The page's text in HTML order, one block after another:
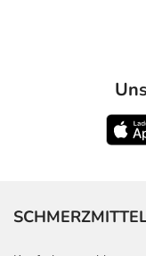
- Erhöhung von
-
- Leberentzündung
- Vergrößerung der
- Generalisierter
- Nesselausschlag